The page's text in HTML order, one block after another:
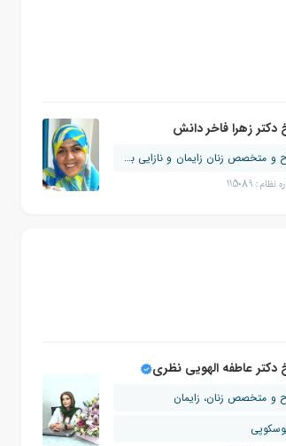
دکتر زهرا فاخر دانش
جراح و متخصص زنان زایمان و نازایی بور...
115089
دکتر عاطفه الهویی نظری
و متخصص زنان، زایمان